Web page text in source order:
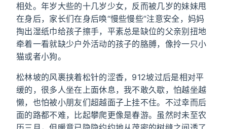
相处。年岁大些的十几岁少女，反而被几岁的妹妹甩
在身后，家长们在身后唤“慢些慢些”注意安全，妈妈
掏出湿纸巾给孩子擦手，平素总是缺位的父亲别扭地
牵着一看就缺少户外活动的孩子的胳膊，像拎一只小
猫或者小狗。
松林坡的风裹挟着松针的涩香，912坡过后是相对平
缓的，很多人坐在上面休息，我不敢久歇，怕越坐越
懒，也怕被小朋友们超越面子上挂不住。不过幸而后
面的路都不难，比起攀爬更像是春游。虽然时未至农